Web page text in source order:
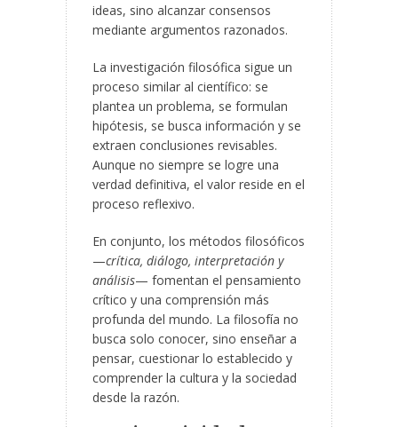
ideas, sino alcanzar consensos
mediante argumentos razonados.
La investigación filosófica sigue un
proceso similar al científico: se
plantea un problema, se formulan
hipótesis, se busca información y se
extraen conclusiones revisables.
Aunque no siempre se logre una
verdad definitiva, el valor reside en el
proceso reflexivo.
En conjunto, los métodos filosóficos
—crítica, diálogo, interpretación y
análisis— fomentan el pensamiento
crítico y una comprensión más
profunda del mundo. La filosofía no
busca solo conocer, sino enseñar a
pensar, cuestionar lo establecido y
comprender la cultura y la sociedad
desde la razón.